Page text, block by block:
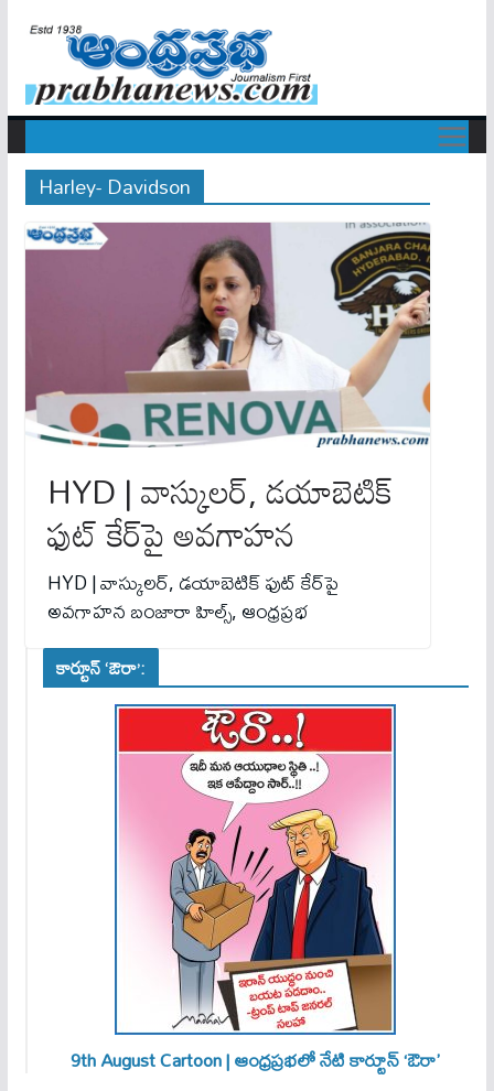
Harley- Davidson
HYD | వాస్కులర్, డయాబెటిక్
ఫుట్ కేర్‌పై అవగాహన
HYD | వాస్కులర్, డయాబెటిక్ ఫుట్ కేర్‌పై
అవగాహన బంజారా హిల్స్, ఆంధ్రప్రభ
కార్టూన్ ‘ఔరా’:
9th August Cartoon | ఆంధ్రప్రభలో నేటి కార్టూన్ ‘ఔరా’